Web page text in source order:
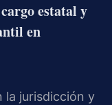
estatal y
en
la jurisdicción y